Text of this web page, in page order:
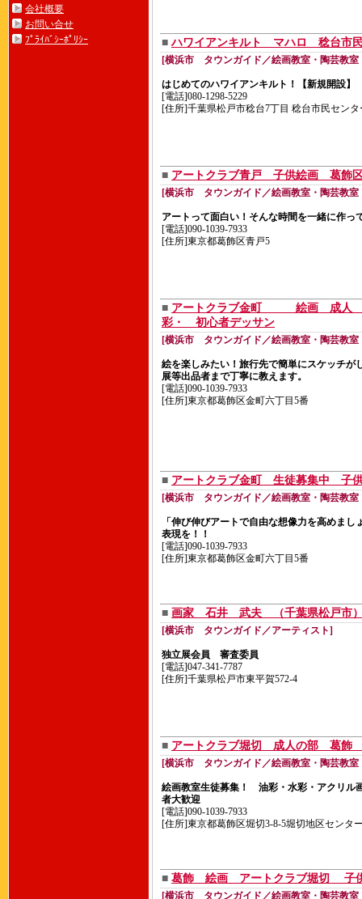
会社概要
お問い合せ
ﾌﾟﾗｲﾊﾞｼｰﾎﾟﾘｼｰ
■ハワイアンキルト マハロ 稔台市
[横浜市 タウンガイド／絵画教室・陶芸教室
はじめてのハワイアンキルト！【新規開設】
[電話]080-1298-5229
[住所]千葉県松戸市稔台7丁目 稔台市民センタ
■ アートクラブ青戸 子供絵画 葛
[横浜市 タウンガイド／絵画教室・陶芸教室
アートって面白い！そんな時間を一緒に作っ
[電話]090-1039-7933
[住所]東京都葛飾区青戸5
■ アートクラブ金町 絵画 成
彩・ 初心者デッサン
[横浜市 タウンガイド／絵画教室・陶芸教室
絵を楽しみたい！旅行先で簡単にスケッチ
展等出品者まで丁寧に教えます。
[電話]090-1039-7933
[住所]東京都葛飾区金町六丁目5番
■ アートクラブ金町 生徒募集中
[横浜市 タウンガイド／絵画教室・陶芸教室
「伸び伸びアートで自由な想像力を高めま
表現を！！
[電話]090-1039-7933
[住所]東京都葛飾区金町六丁目5番
■ 画家 石井 武夫 （千葉県松戸市
[横浜市 タウンガイド／アーティスト]
独立展会員 審査委員
[電話]047-341-7787
[住所]千葉県松戸市東平賀572-4
■ アートクラブ堀切 成人の部
[横浜市 タウンガイド／絵画教室・陶芸教室
絵画教室生徒募集！ 油彩・水彩・アクリル
者大歓迎
[電話]090-1039-7933
[住所]東京都葛飾区堀切3-8-5堀切地区センタ
■ 葛飾 絵画 アートクラブ堀切
[横浜市 タウンガイド／絵画教室・陶芸教室